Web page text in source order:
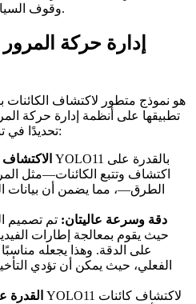
وقوف السيارات الشاملة للمقيمين والزوار.
تطبيقها على أنظمة إدارة حركة
تحديدًا في تبسيط العمليات في هذا القطاع:
اكتشاف وتتبع الكائنات—مثل
الطرق—، مما يضمن أن بيانات
دقة وسرعة عاليتان: تم تصميم
حيث يقوم بمعالجة إطارات
على الدقة. وهذا يجعله
الفعلي، حيث يمكن أن تؤدي
القدرة